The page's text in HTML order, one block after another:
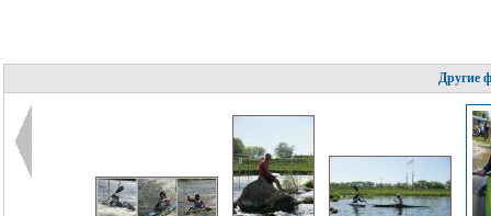
Другие